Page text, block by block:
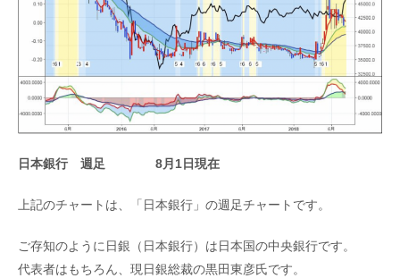
日本銀行 週足 8月1日現在
上記のチャートは、「日本銀行」の週足チャートです。
ご存知のように日銀（日本銀行）は日本国の中央銀行です。
代表者はもちろん、現日銀総裁の黒田東彦氏です。